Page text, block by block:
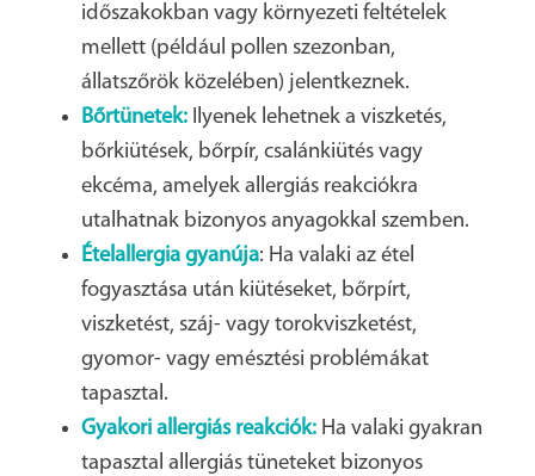
időszakokban vagy környezeti feltételek
mellett (például pollen szezonban,
állatszőrök közelében) jelentkeznek.
Bőrtünetek: Ilyenek lehetnek a viszketés,
bőrkiütések, bőrpír, csalánkiütés vagy
ekcéma, amelyek allergiás reakciókra
utalhatnak bizonyos anyagokkal szemben.
Ételallergia gyanúja: Ha valaki az étel
fogyasztása után kiütéseket, bőrpírt,
viszketést, száj- vagy torokviszketést,
gyomor- vagy emésztési problémákat
tapasztal.
Gyakori allergiás reakciók: Ha valaki gyakran
tapasztal allergiás tüneteket bizonyos